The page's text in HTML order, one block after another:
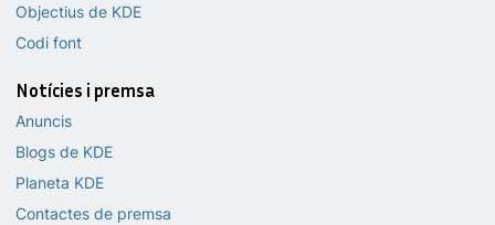
Objectius de KDE
Codi font
Notícies i premsa
Anuncis
Blogs de KDE
Planeta KDE
Contactes de premsa